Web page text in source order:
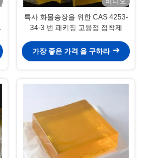
특사 화물송장을 위한 CAS 4253-
34-3 번 패키징 고융점 접착제
가장 좋은 가격 을 구하라